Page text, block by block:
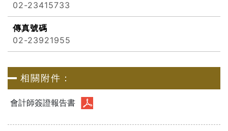
02-23415733
傳真號碼
02-23921955
相關附件：
會計師簽證報告書